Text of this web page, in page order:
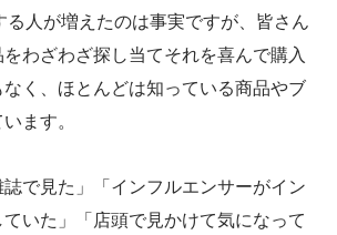
人が増えたのは事実ですが、皆さん
わざわざ探し当てそれを喜んで購入
く、ほとんどは知っている商品やブ
ます。
誌で見た」「インフルエンサーがイン
いた」「店頭で見かけて気になって